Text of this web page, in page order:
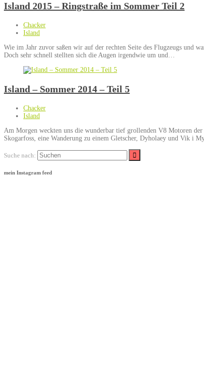
Island 2015 – Ringstraße im Sommer Teil 2
Chacker
Island
Wie im Jahr zuvor saßen wir auf der rechten Seite des Flugzeugs und
Doch sehr schnell stellten sich die Augen irgendwie um und…
Island – Sommer 2014 – Teil 5
Chacker
Island
Am Morgen weckten uns die wunderbar tief grollenden V8 Motoren
Skogarfoss, eine Wanderung zu einem Gletscher, Dyholaey und Vik i
Suche nach:
mein Instagram feed